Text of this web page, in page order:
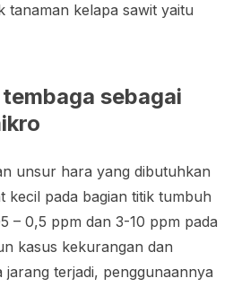
tanaman kelapa sawit yaitu
sebagai
unsur hara yang dibutuhkan
kecil pada bagian titik tumbuh
– 0,5 ppm dan 3-10 ppm pada
kasus kekurangan dan
jarang terjadi, penggunaannya